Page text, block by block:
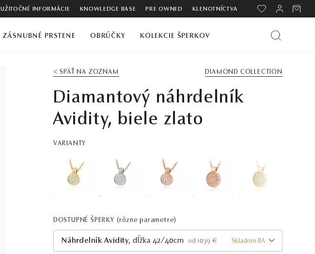
UŽITOČNÉ INFORMÁCIE KNOWLEDGE BASE PRE OWNED KLENOTNÍCTVA
ZÁSNUBNÉ PRSTENE OBRÚČKY KOLEKCIE ŠPERKOV
< SPÄŤ NA ZOZNAM DIAMOND COLLECTION
Diamantový náhrdelník
Avidity, biele zlato
VARIANTY
DOSTUPNÉ ŠPERKY (rôzne parametre)
Náhrdelník Avidity, dĺžka 42/40cm od 1039 € Skladom BA